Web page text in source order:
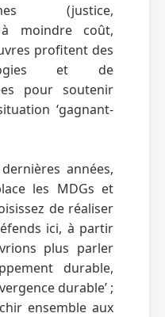
(justice,
moindre coût,
profitent des
et de
pour soutenir
‘gagnant-
années,
les MDGs et
de réaliser
ici, à partir
plus parler
durable,
durable’ ;
ensemble aux